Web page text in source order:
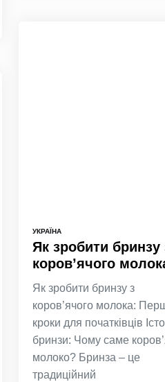
УКРАЇНА
Як зробити бринзу
коровʼячого
Як зробити бринзу з
коров’ячого молока:
кроки для початківців
бринзи: Чому саме
молоко? Бринза – це
традиційний